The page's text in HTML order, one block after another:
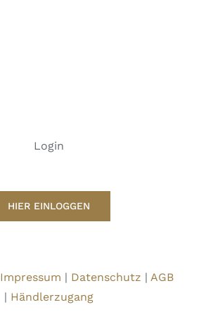
Login
HIER EINLOGGEN
Impressum | Datenschutz | AGB
| Händlerzugang